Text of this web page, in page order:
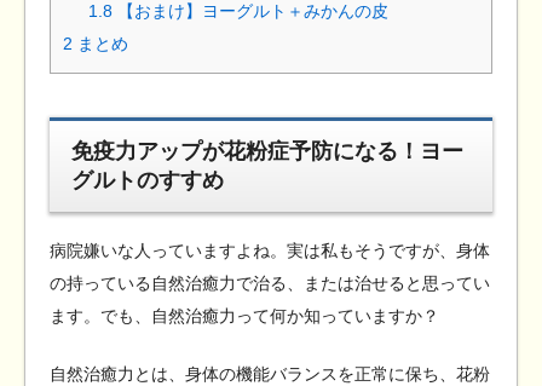
1.8 【おまけ】ヨーグルト＋みかんの皮
2 まとめ
免疫力アップが花粉症予防になる！ヨー
グルトのすすめ
病院嫌いな人っていますよね。実は私もそうですが、身体
の持っている自然治癒力で治る、または治せると思ってい
ます。でも、自然治癒力って何か知っていますか？
自然治癒力とは、身体の機能バランスを正常に保ち、花粉